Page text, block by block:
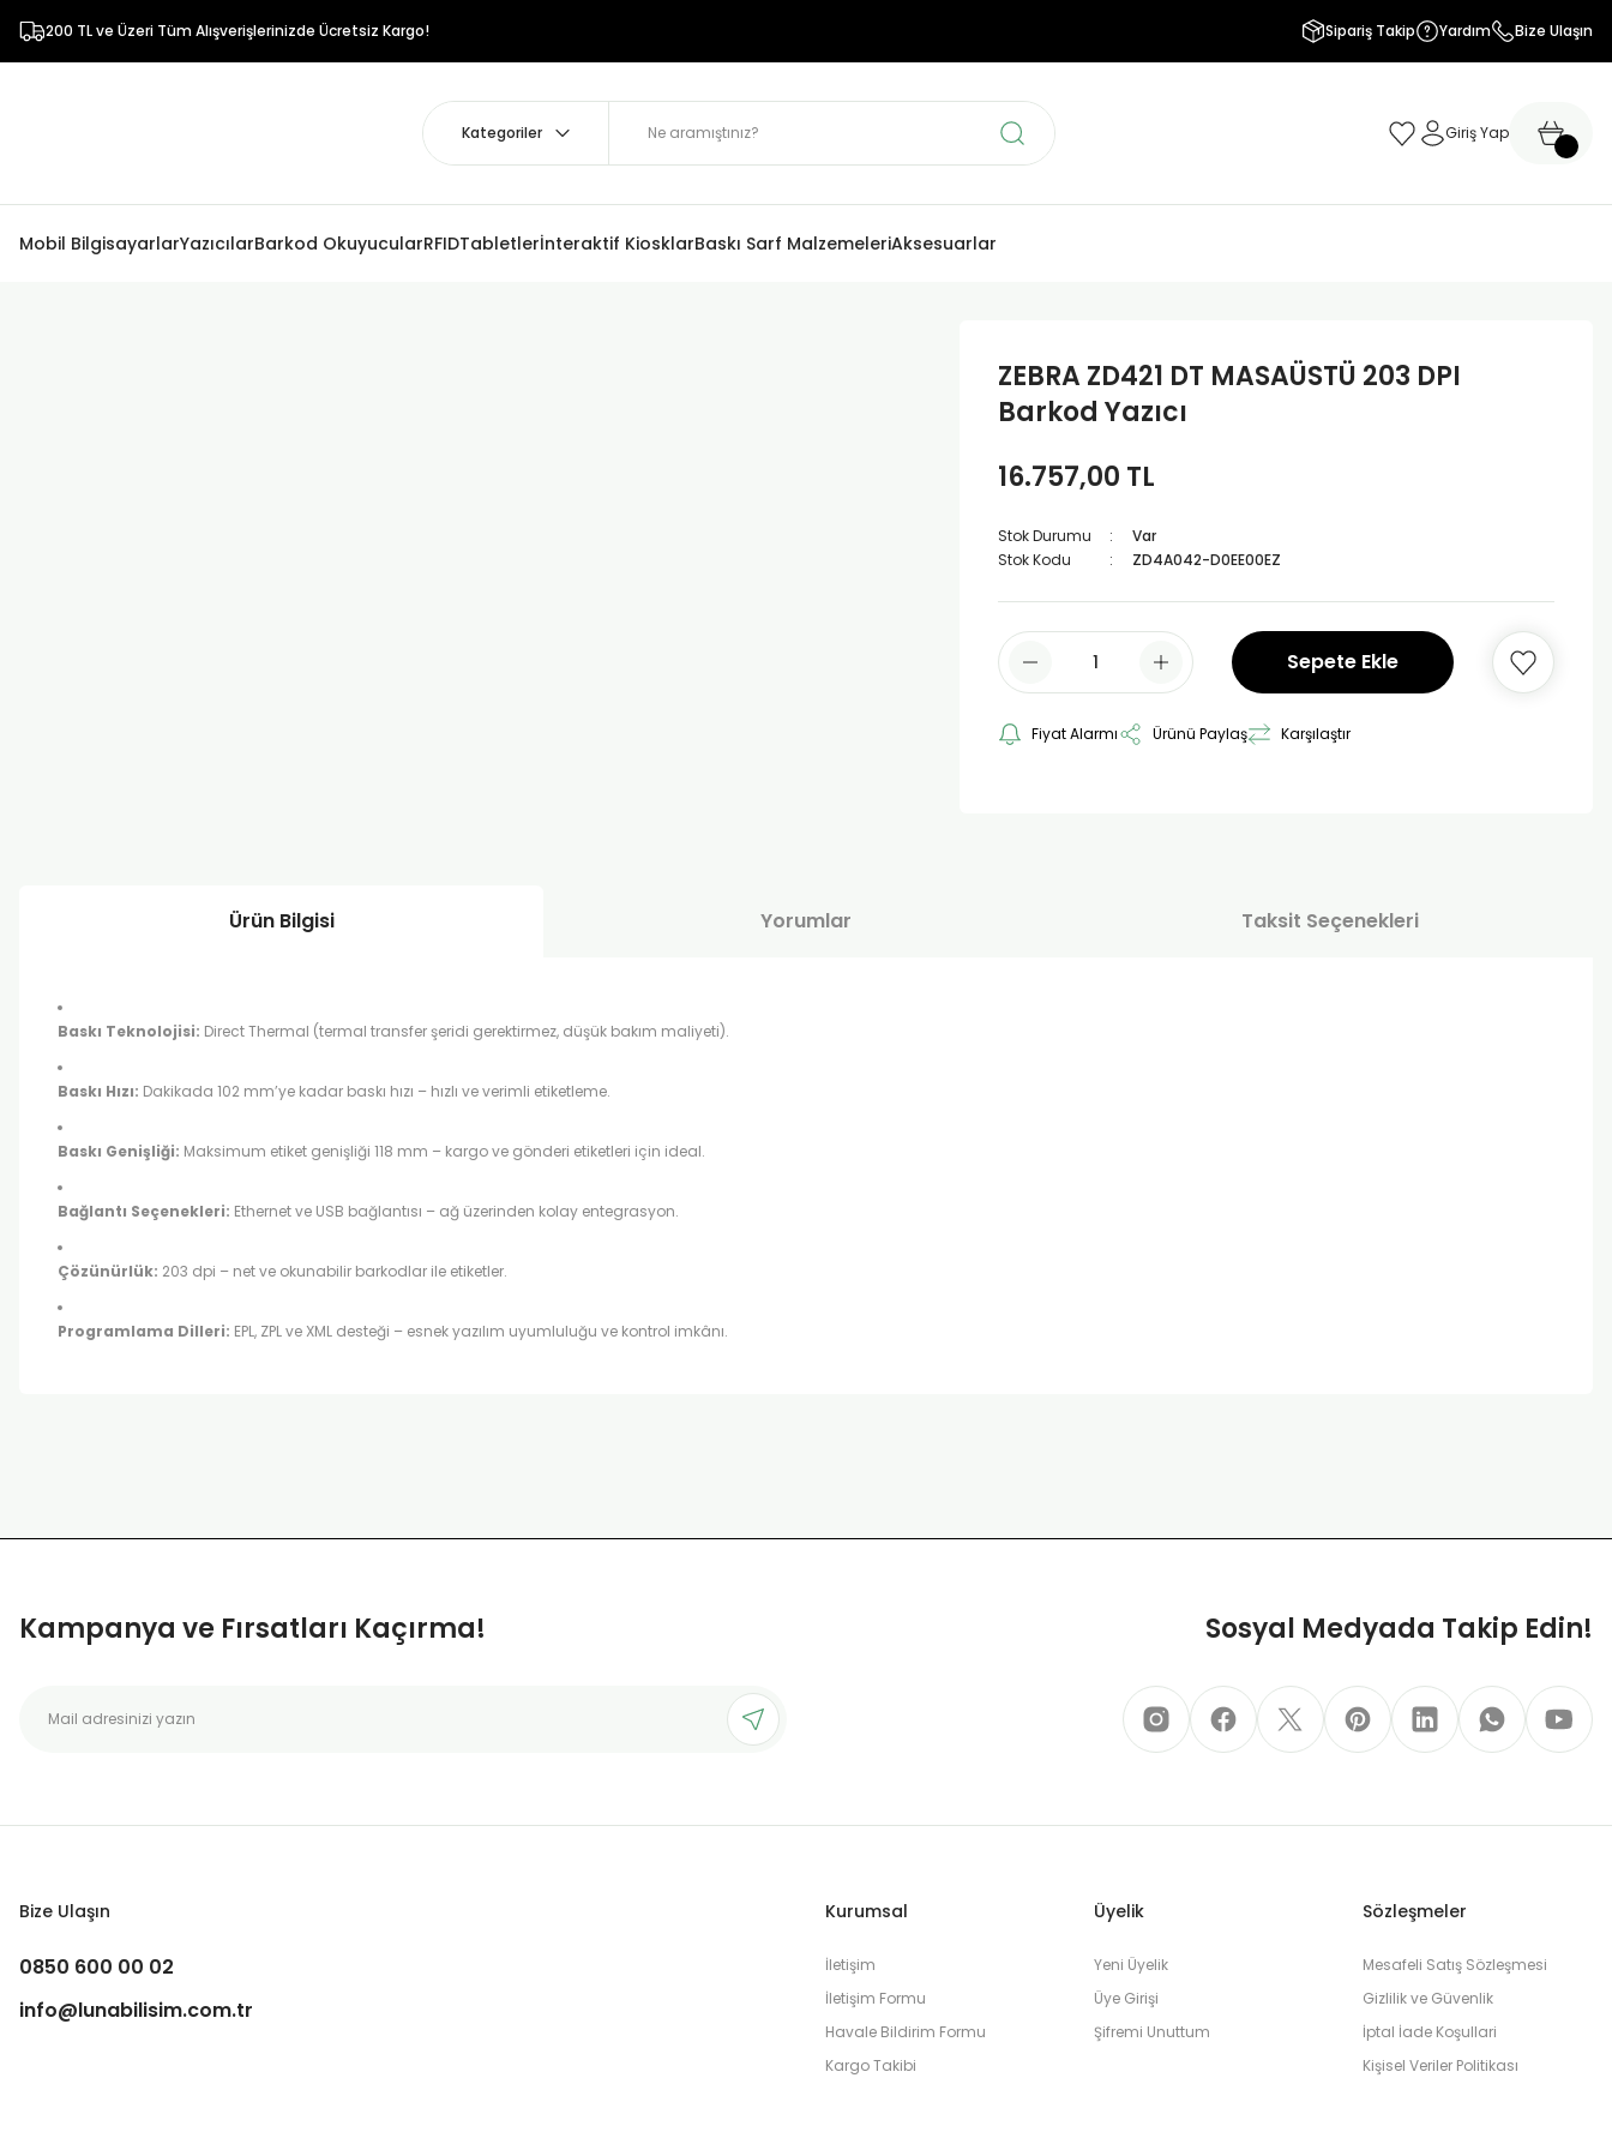
200 TL ve Üzeri Tüm Alışverişlerinizde Ücretsiz Kargo! Sipariş Takip Yardım Bize Ulaşın
Giriş Yap
Mobil BilgisayarlarYazıcılarBarkod OkuyucularRFIDTabletlerİnteraktif KiosklarBaskı Sarf MalzemeleriAksesuarlar
ZEBRA ZD421 DT MASAÜSTÜ 203 DPI
Barkod Yazıcı
16.757,00 TL
Stok Durumu
Var
Stok Kodu
ZD4A042-D0EE00EZ
Sepete Ekle
Fiyat Alarmı Ürünü Paylaş Karşılaştır
Ürün Bilgisi Yorumlar Taksit Seçenekleri
Baskı Teknolojisi: Direct Thermal (termal transfer şeridi gerektirmez, düşük bakım maliyeti).
Baskı Hızı: Dakikada 102 mm’ye kadar baskı hızı – hızlı ve verimli etiketleme.
Baskı Genişliği: Maksimum etiket genişliği 118 mm – kargo ve gönderi etiketleri için ideal.
Bağlantı Seçenekleri: Ethernet ve USB bağlantısı – ağ üzerinden kolay entegrasyon.
Çözünürlük: 203 dpi – net ve okunabilir barkodlar ile etiketler.
Programlama Dilleri: EPL, ZPL ve XML desteği – esnek yazılım uyumluluğu ve kontrol imkânı.
Kampanya ve Fırsatları Kaçırma! Sosyal Medyada Takip Edin!
Bize Ulaşın
0850 600 00 02
info@lunabilisim.com.tr
Kurumsal
İletişim
İletişim Formu
Havale Bildirim Formu
Kargo Takibi
Üyelik
Yeni Üyelik
Üye Girişi
Şifremi Unuttum
Sözleşmeler
Mesafeli Satış Sözleşmesi
Gizlilik ve Güvenlik
İptal İade Koşullari
Kişisel Veriler Politikası